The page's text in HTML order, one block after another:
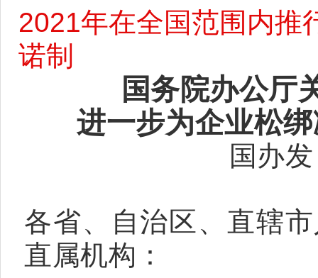
2021年在全国范围内推
诺制
国务院办公厅
进一步为企业松
国办
各省、自治区、直辖
直属机构：